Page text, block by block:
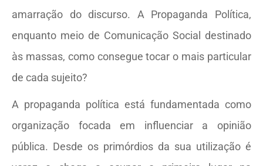
amarração do discurso. A Propaganda Política,
enquanto meio de Comunicação Social destinado
às massas, como consegue tocar o mais particular
de cada sujeito?
A propaganda política está fundamentada como
organização focada em influenciar a opinião
pública. Desde os primórdios da sua utilização é